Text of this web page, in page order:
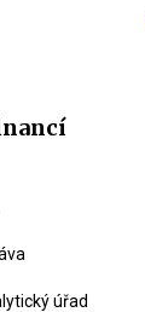
úřad